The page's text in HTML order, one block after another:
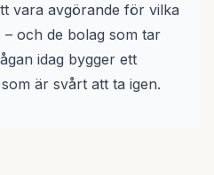
vara avgörande för vilka
och de bolag som tar
idag bygger ett
är svårt att ta igen.